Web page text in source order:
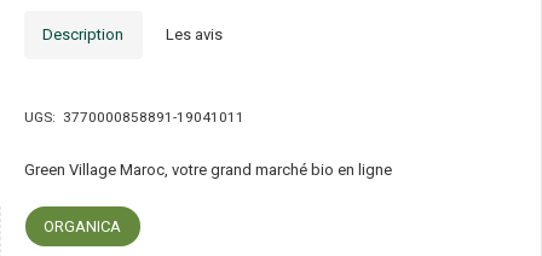
Description Les avis
UGS: 3770000858891-19041011
Green Village Maroc, votre grand marché bio en ligne
ORGANICA